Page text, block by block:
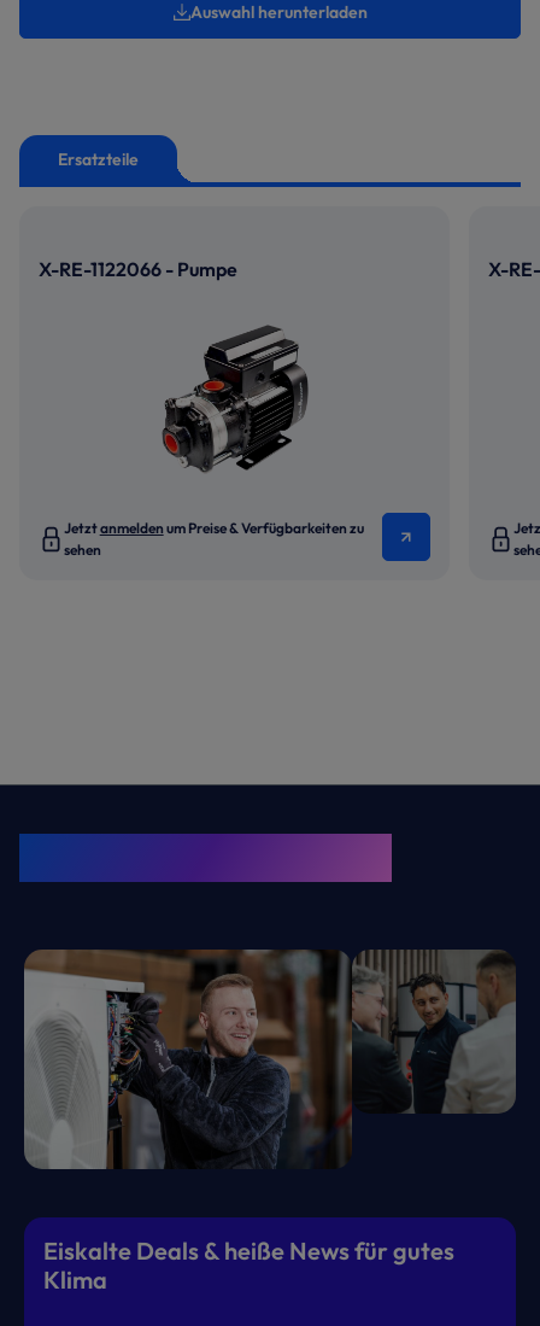
Auswahl herunterladen
Ersatzteile
X-RE-1122066 - Pumpe
Jetztanmelden um Preise & Verfügbarkeiten zu
sehen
X-
Eiskalte Deals & heiße News für gutes
Klima